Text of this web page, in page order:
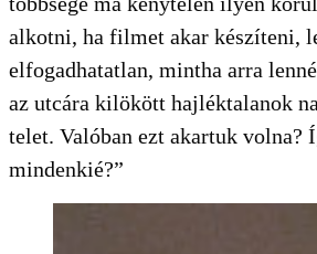
alkotni, ha filmet akar készíteni,
elfogadhatatlan, mintha arra
az utcára kilökött hajléktalanok
telet. Valóban ezt akartuk volna?
mindenkié?”